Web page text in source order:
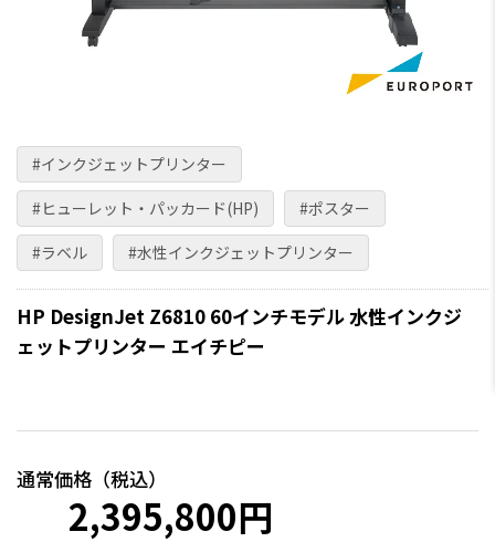
#インクジェットプリンター
#ヒューレット・パッカード(HP)
#ポスター
#ラベル
#水性インクジェットプリンター
HP DesignJet Z6810 60インチモデル 水性インクジ
ェットプリンター エイチピー
通常価格（税込）
2,395,800円